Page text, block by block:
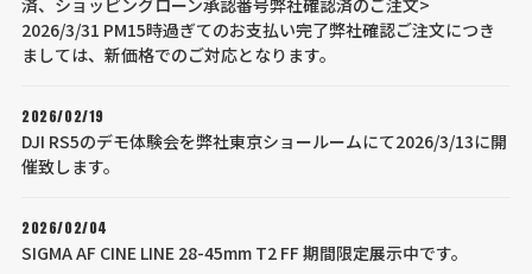
済、ショッピングローン承認番号弊社確認済のご注文>
2026/3/31 PM15時過ぎてのお支払い完了弊社確認ご注文につき
ましては、新価格でのご対応となります。
2026/02/19
DJI RS5のデモ体験会を弊社東京ショールームにて2026/3/13に開
催致します。
2026/02/04
SIGMA AF CINE LINE 28-45mm T2 FF 期間限定展示中です。